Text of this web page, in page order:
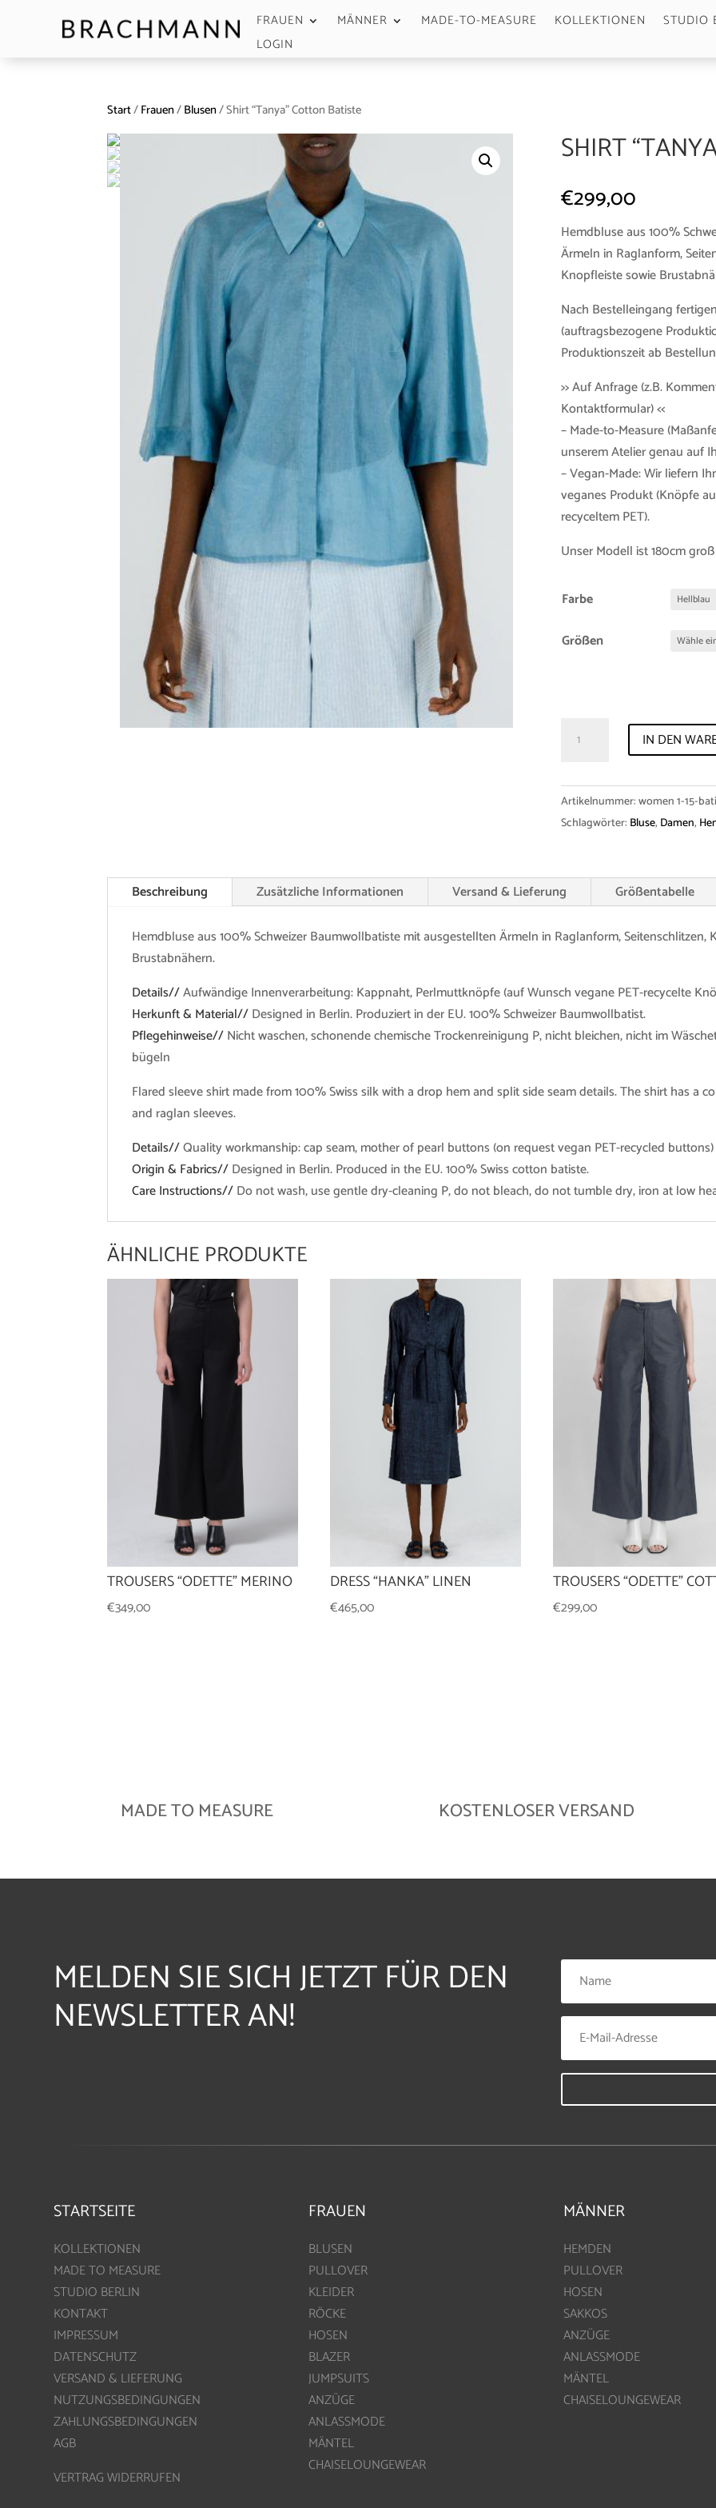
FRAUEN MÄNNER MADE-TO-MEASURE KOLLEKTIONEN
STUDIO
LOGIN
Start/Frauen/Blusen/ Shirt “Tanya” Cotton Batiste
SHIRT
€299,00
Hemdbluse aus 100%
Ärmeln in Raglanform,
Knopfleiste sowie
Nach Bestelleingang
(auftragsbezogene
Produktionszeit ab
>> Auf Anfrage (z.B.
Kontaktformular) <<
– Made-to-Measure
unserem Atelier genau auf
– Vegan-Made: Wir liefern
veganes Produkt (Knöpfe
recyceltem PET).
Unser Modell ist 180cm
Farbe
Größen
"Tanya"
Batiste
Menge
IN DEN
Artikelnummer:women 1-15-
Schlagwörter: Bluse, Damen,
Beschreibung Zusätzliche Informationen Versand & Lieferung Größentabelle
Hemdbluse aus 100% Schweizer Baumwollbatiste mit ausgestellten Ärmeln in Raglanform, Seitenschlitzen,
Brustabnähern.
Details//Aufwändige Innenverarbeitung: Kappnaht, Perlmuttknöpfe (auf Wunsch vegane PET-recycelte
Herkunft & Material//Designed in Berlin. Produziert in der EU. 100% Schweizer Baumwollbatist.
Pflegehinweise//Nicht waschen, schonende chemische Trockenreinigung P, nicht bleichen, nicht im
bügeln
Flared sleeve shirt made from 100% Swiss silk with a drop hem and split side seam details. The shirt has a
and raglan sleeves.
Details//Quality workmanship: cap seam, mother of pearl buttons (on request vegan PET-recycled buttons)
Origin & Fabrics//Designed in Berlin. Produced in the EU. 100% Swiss cotton batiste.
Care Instructions//Do not wash, use gentle dry-cleaning P, do not bleach, do not tumble dry, iron at low
ÄHNLICHE PRODUKTE
TROUSERS “ODETTE” MERINO
€349,00
DRESS “HANKA” LINEN
€465,00
TROUSERS “ODETTE”
€299,00
MADE TO MEASURE KOSTENLOSER VERSAND
MELDEN SIE SICH JETZT FÜR DEN
NEWSLETTER AN!
STARTSEITE
KOLLEKTIONEN
MADE TO MEASURE
STUDIO BERLIN
KONTAKT
IMPRESSUM
DATENSCHUTZ
VERSAND & LIEFERUNG
NUTZUNGSBEDINGUNGEN
ZAHLUNGSBEDINGUNGEN
AGB
VERTRAG WIDERRUFEN
FRAUEN
BLUSEN
PULLOVER
KLEIDER
RÖCKE
HOSEN
BLAZER
JUMPSUITS
ANZÜGE
ANLASSMODE
MÄNTEL
CHAISELOUNGEWEAR
MÄNNER
HEMDEN
PULLOVER
HOSEN
SAKKOS
ANZÜGE
ANLASSMODE
MÄNTEL
CHAISELOUNGEWEAR